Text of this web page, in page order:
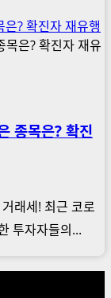
? 확진자 재유행
종목은? 확진
래세! 최근 코로
투자자들의...